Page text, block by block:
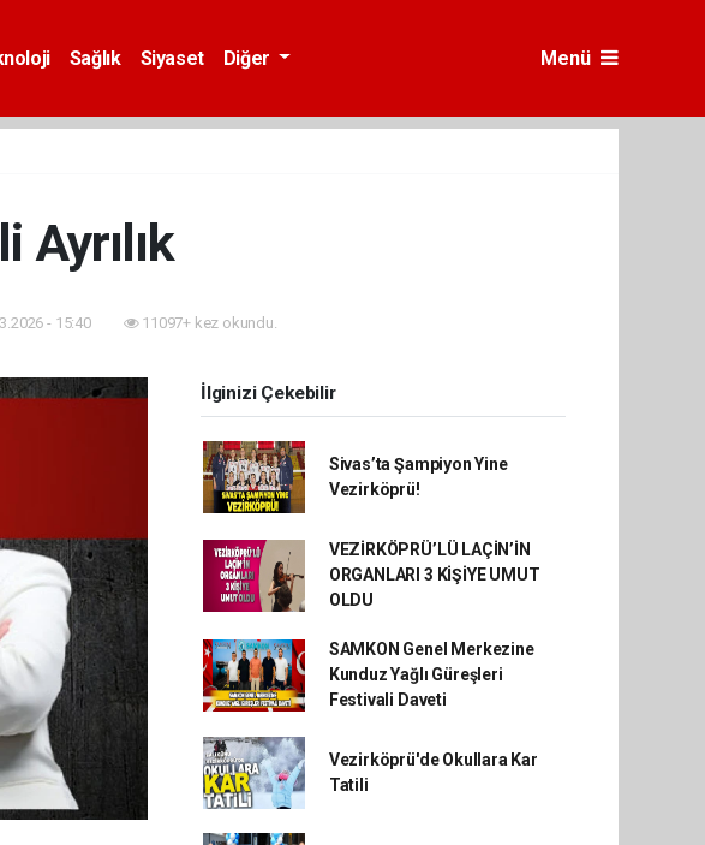
Sağlık Siyaset Diğer Menü
Ayrılık
- 15:40 11097+ kez okundu.
İlginizi Çekebilir
Sivas’ta Şampiyon Yine
Vezirköprü!
VEZİRKÖPRÜ’LÜ LAÇİN’İN
ORGANLARI 3 KİŞİYE UMUT
OLDU
SAMKON Genel Merkezine
Kunduz Yağlı Güreşleri
Festivali Daveti
Vezirköprü'de Okullara Kar
Tatili